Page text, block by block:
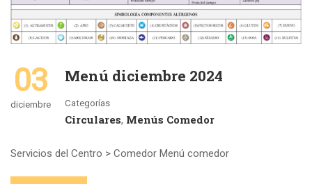
03
diciembre
Menú diciembre 2024
Categorías
Circulares, Menús Comedor
Servicios del Centro > Comedor Menú comedor